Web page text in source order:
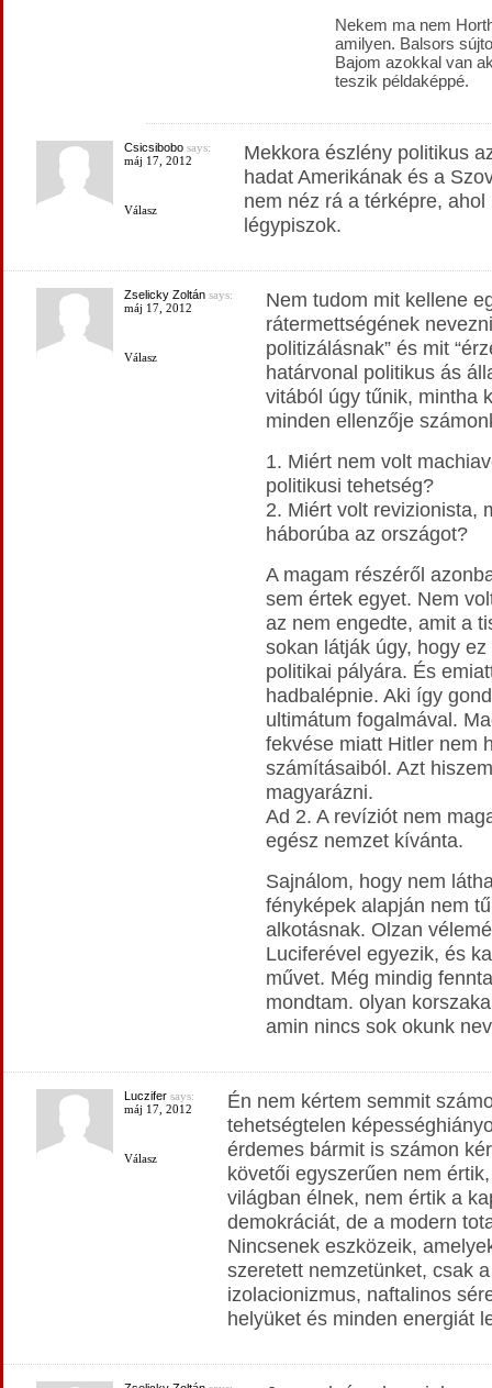
Nekem ma nem
amilyen. Balsors
Bajom azokkal van
teszik példaképpé.
Csicsibobosays:
máj 17, 2012
Válasz
Mekkora észlény politikus
hadat Amerikának és a
nem néz rá a térképre,
légypiszok.
Zselicky Zoltánsays:
máj 17, 2012
Válasz
Nem tudom mit kellene
rátermettségének
politizálásnak” és mit
határvonal politikus ás
vitából úgy tűnik, mintha
minden ellenzője
1. Miért nem volt
politikusi tehetség?
2. Miért volt revizionista,
háborúba az országot?
A magam részéről
sem értek egyet. Nem
az nem engedte, amit a
sokan látják úgy, hogy
politikai pályára. És
hadbalépnie. Aki így
ultimátum fogalmával.
fekvése miatt Hitler nem
számításaiból. Azt
magyarázni.
Ad 2. A revíziót nem
egész nemzet kívánta.
Sajnálom, hogy nem
fényképek alapján nem
alkotásnak. Olzan
Luciferével egyezik, és
művet. Még mindig
mondtam. olyan
amin nincs sok okunk
Luczifersays:
máj 17, 2012
Válasz
Én nem kértem semmit
tehetségtelen
érdemes bármit is számon
követői egyszerűen nem
világban élnek, nem értik a
demokráciát, de a modern
Nincsenek eszközeik,
szeretett nemzetünket, csak
izolacionizmus, naftalinos
helyüket és minden energiát